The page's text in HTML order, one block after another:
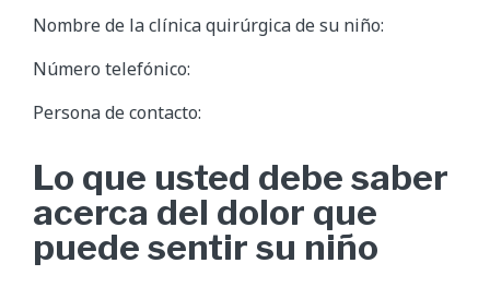
Nombre de la clínica quirúrgica de su niño:
Número telefónico:
Persona de contacto:
Lo que usted debe saber
acerca del dolor que
puede sentir su niño